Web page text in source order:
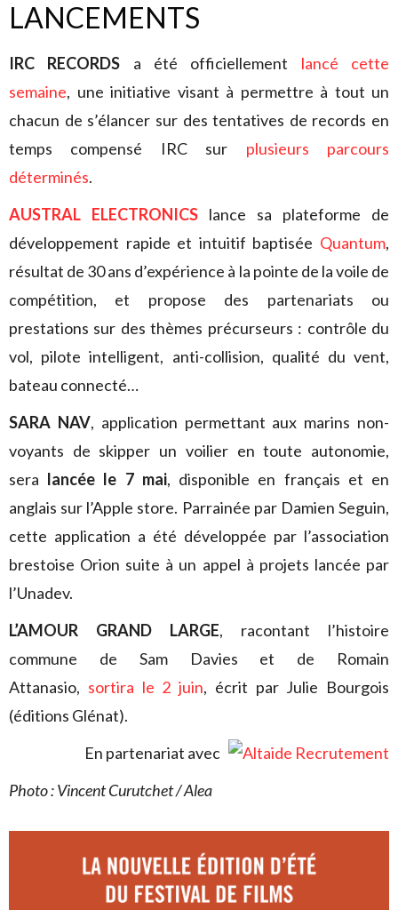
LANCEMENTS
IRC RECORDS a été officiellement lancé cette
semaine, une initiative visant à permettre à tout un
chacun de s’élancer sur des tentatives de records en
temps compensé IRC sur plusieurs parcours
déterminés.
AUSTRAL ELECTRONICS lance sa plateforme de
développement rapide et intuitif baptisée Quantum,
résultat de 30 ans d’expérience à la pointe de la voile de
compétition, et propose des partenariats ou
prestations sur des thèmes précurseurs : contrôle du
vol, pilote intelligent, anti-collision, qualité du vent,
bateau connecté…
SARA NAV, application permettant aux marins non-
voyants de skipper un voilier en toute autonomie,
sera lancée le 7 mai, disponible en français et en
anglais sur l’Apple store. Parrainée par Damien Seguin,
cette application a été développée par l’association
brestoise Orion suite à un appel à projets lancée par
l’Unadev.
L’AMOUR GRAND LARGE, racontant l’histoire
commune de Sam Davies et de Romain
Attanasio, sortira le 2 juin, écrit par Julie Bourgois
(éditions Glénat).
En partenariat avec
Photo : Vincent Curutchet / Alea